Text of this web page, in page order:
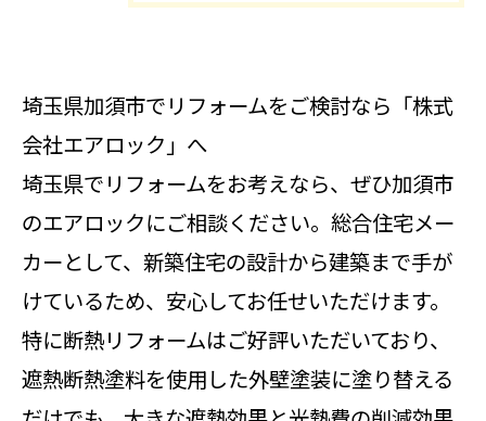
埼玉県加須市でリフォームをご検討なら「株式
会社エアロック」へ
埼玉県でリフォームをお考えなら、ぜひ加須市
のエアロックにご相談ください。総合住宅メー
カーとして、新築住宅の設計から建築まで手が
けているため、安心してお任せいただけます。
特に断熱リフォームはご好評いただいており、
遮熱断熱塗料を使用した外壁塗装に塗り替える